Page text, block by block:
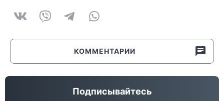
КОММЕНТАРИИ
Подписывайтесь